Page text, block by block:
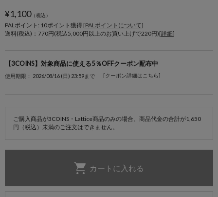
¥1,100（税込）
PALポイント: 10ポイント獲得 [PALポイントについて]
送料(税込)：770円(税込5,000円以上のお買い上げで220円)[詳細]
【3COINS】対象商品に使える5％OFFクーポン配布中
使用期限： 2026/08/16 (日) 23:59まで [クーポン詳細はこちら]
ご購入商品が3COINS・Lattice商品のみの場合、商品代金の合計が1,650
円（税込）未満のご注文はできません。